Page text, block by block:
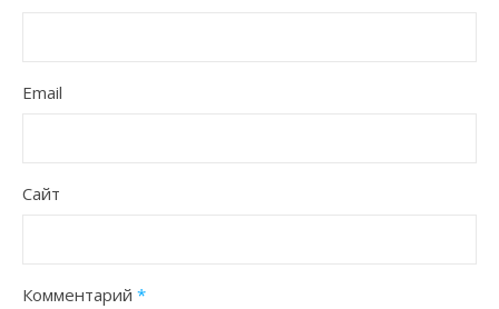
Email
Сайт
Комментарий *